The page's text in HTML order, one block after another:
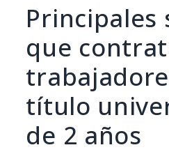
Principales
que
título
de 2 años